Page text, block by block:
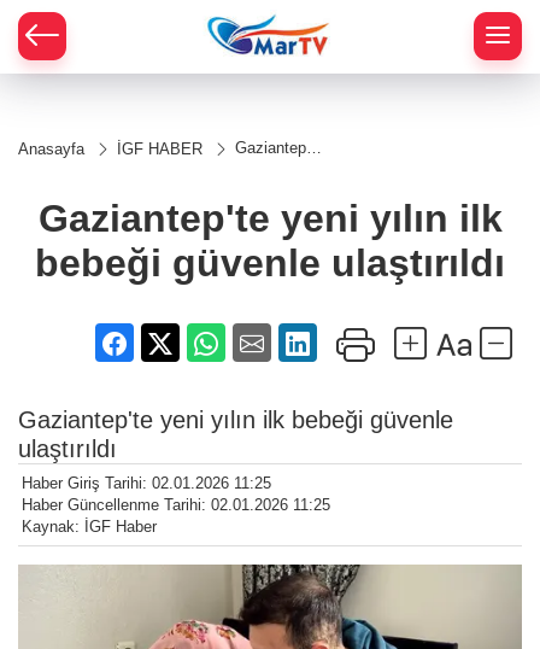
Anasayfa İGF HABER
Gaziantep'te
güvenle
ulaştırıldı
Gaziantep'te yeni yılın ilk
bebeği güvenle ulaştırıldı
Gaziantep'te yeni yılın ilk bebeği güvenle
ulaştırıldı
Haber Giriş Tarihi: 02.01.2026 11:25
Haber Güncellenme Tarihi: 02.01.2026 11:25
Kaynak: İGF Haber